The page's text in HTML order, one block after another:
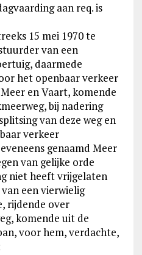
aan req. is
15 mei 1970 te
van een
daarmede
het openbaar verkeer
en Vaart, komende
bij nadering
van deze weg en
verkeer
genaamd Meer
van gelijke orde
niet heeft vrijgelaten
een vierwielig
rijdende over
komende uit de
voor hem, verdachte,